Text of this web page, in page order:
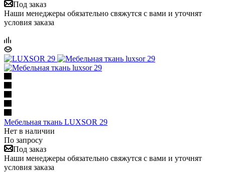
Под заказ
Наши менеджеры обязательно свяжутся с вами и уточнят
условия заказа
Мебельная ткань LUXSOR 29
Нет в наличии
По запросу
Под заказ
Наши менеджеры обязательно свяжутся с вами и уточнят
условия заказа